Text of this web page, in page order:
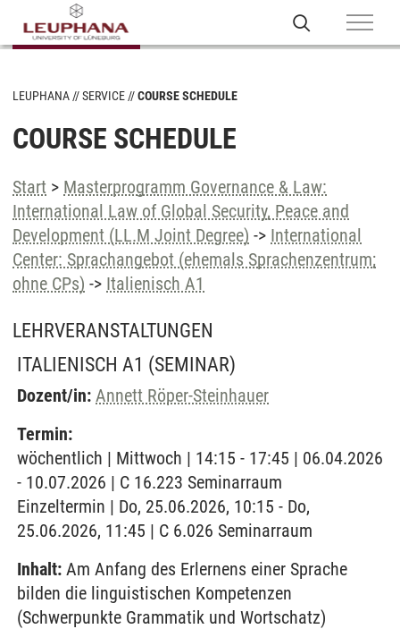
LEUPHANA SERVICE COURSE SCHEDULE
COURSE SCHEDULE
Start > Masterprogramm Governance & Law:
International Law of Global Security, Peace and
Development (LL.M Joint Degree) -> International
Center: Sprachangebot (ehemals Sprachenzentrum;
ohne CPs) -> Italienisch A1
LEHRVERANSTALTUNGEN
ITALIENISCH A1 (SEMINAR)
Dozent/in: Annett Röper-Steinhauer
Termin:
wöchentlich | Mittwoch | 14:15 - 17:45 | 06.04.2026
- 10.07.2026 | C 16.223 Seminarraum
Einzeltermin | Do, 25.06.2026, 10:15 - Do,
25.06.2026, 11:45 | C 6.026 Seminarraum
Inhalt: Am Anfang des Erlernens einer Sprache
bilden die linguistischen Kompetenzen
(Schwerpunkte Grammatik und Wortschatz)